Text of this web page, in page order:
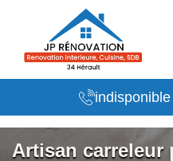
indisponible
Artisan carreleur